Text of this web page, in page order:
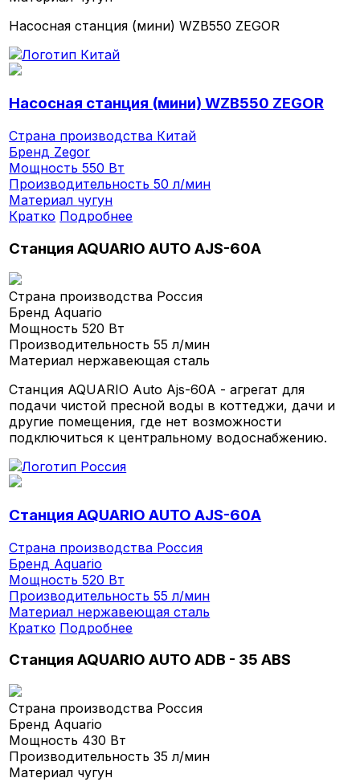
Насосная станция (мини) WZB550 ZEGOR
Насосная станция (мини) WZB550 ZEGOR
Страна производства Китай
Бренд Zegor
Мощность550 Вт
Производительность50 л/мин
Материал чугун
Кратко Подробнее
Станция AQUARIO AUTO AJS-60A
Страна производства Россия
Бренд Aquario
Мощность520 Вт
Производительность55 л/мин
Материал нержавеющая сталь
Станция AQUARIO Auto Ajs-60A - агрегат для
подачи чистой пресной воды в коттеджи, дачи и
другие помещения, где нет возможности
подключиться к центральному водоснабжению.
Станция AQUARIO AUTO AJS-60A
Страна производства Россия
Бренд Aquario
Мощность520 Вт
Производительность55 л/мин
Материал нержавеющая сталь
Кратко Подробнее
Станция AQUARIO AUTO ADB - 35 ABS
Страна производства Россия
Бренд Aquario
Мощность 430 Вт
Производительность35 л/мин
Материал чугун